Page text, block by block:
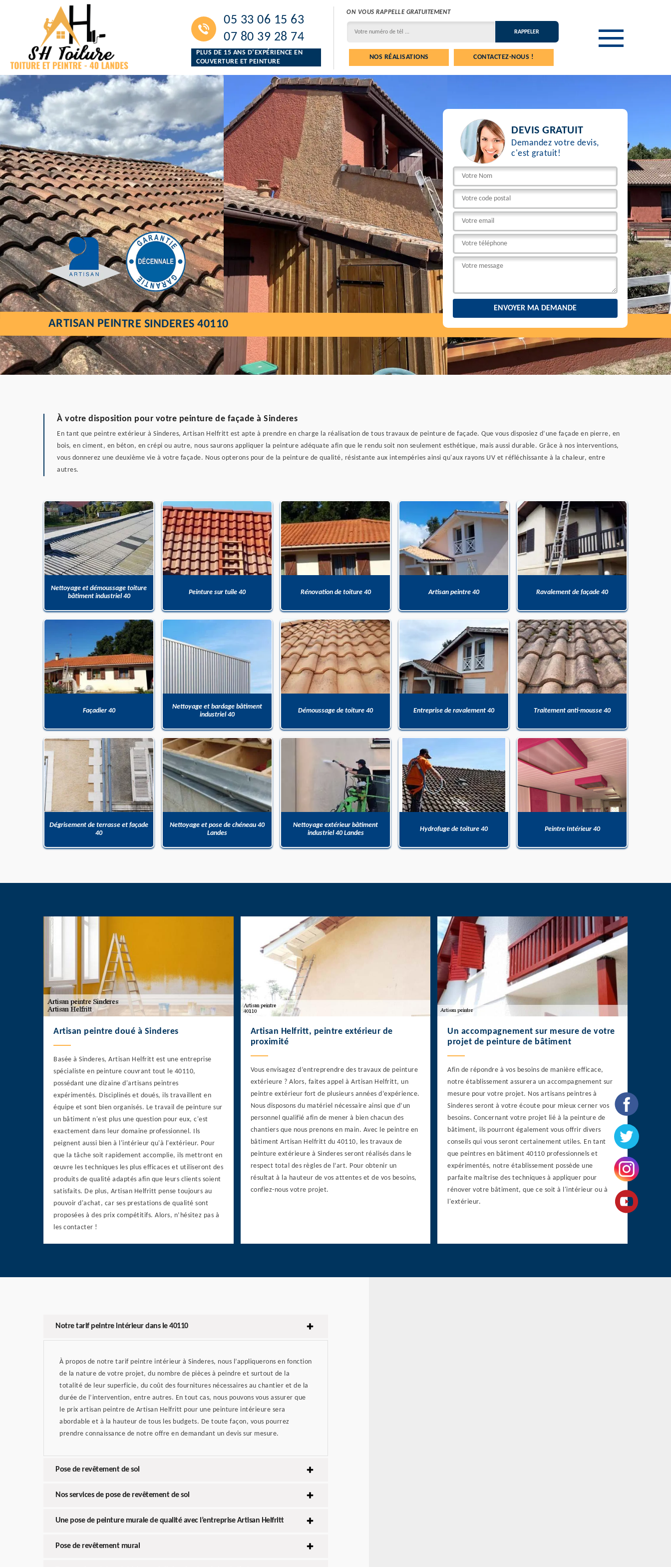
05 33 06 15 63
07 80 39 28 74
PLUS DE 15 ANS D’EXPÉRIENCE EN
COUVERTURE ET PEINTURE
ON VOUS RAPPELLE GRATUITEMENT
NOS RÉALISATIONS CONTACTEZ-NOUS !
DEVIS GRATUIT
Demandez votre devis,
c'est gratuit!
ARTISAN PEINTRE SINDERES 40110
À votre disposition pour votre peinture de façade à Sinderes
En tant que peintre extérieur à Sinderes, Artisan Helfritt est apte à prendre en charge la réalisation de tous travaux de peinture de façade. Que vous disposiez d’une façade en pierre, en
bois, en ciment, en béton, en crépi ou autre, nous saurons appliquer la peinture adéquate afin que le rendu soit non seulement esthétique, mais aussi durable. Grâce à nos interventions,
vous donnerez une deuxième vie à votre façade. Nous opterons pour de la peinture de qualité, résistante aux intempéries ainsi qu'aux rayons UV et réfléchissante à la chaleur, entre
autres.
Nettoyage et démoussage toiture
bâtiment industriel 40
Peinture sur tuile 40 Rénovation de toiture 40 Artisan peintre 40 Ravalement de façade 40
Façadier 40
Nettoyage et bardage bâtiment
industriel 40
Démoussage de toiture 40 Entreprise de ravalement 40 Traitement anti-mousse 40
Dégrisement de terrasse et façade
40
Nettoyage et pose de chéneau 40
Landes
Nettoyage extérieur bâtiment
industriel 40 Landes
Hydrofuge de toiture 40 Peintre Intérieur 40
Artisan peintre doué à Sinderes
Basée à Sinderes, Artisan Helfritt est une entreprise
spécialiste en peinture couvrant tout le 40110,
possédant une dizaine d'artisans peintres
expérimentés. Disciplinés et doués, ils travaillent en
équipe et sont bien organisés. Le travail de peinture sur
un bâtiment n'est plus une question pour eux, c'est
exactement dans leur domaine professionnel. Ils
peignent aussi bien à l'intérieur qu'à l'extérieur. Pour
que la tâche soit rapidement accomplie, ils mettront en
œuvre les techniques les plus efficaces et utiliseront des
produits de qualité adaptés afin que leurs clients soient
satisfaits. De plus, Artisan Helfritt pense toujours au
pouvoir d'achat, car ses prestations de qualité sont
proposées à des prix compétitifs. Alors, n’hésitez pas à
les contacter !
Artisan Helfritt, peintre extérieur de
proximité
Vous envisagez d’entreprendre des travaux de peinture
extérieure ? Alors, faites appel à Artisan Helfritt, un
peintre extérieur fort de plusieurs années d’expérience.
Nous disposons du matériel nécessaire ainsi que d’un
personnel qualifié afin de mener à bien chacun des
chantiers que nous prenons en main. Avec le peintre en
bâtiment Artisan Helfritt du 40110, les travaux de
peinture extérieure à Sinderes seront réalisés dans le
respect total des règles de l’art. Pour obtenir un
résultat à la hauteur de vos attentes et de vos besoins,
confiez-nous votre projet.
Un accompagnement sur mesure de votre
projet de peinture de bâtiment
Afin de répondre à vos besoins de manière efficace,
notre établissement assurera un accompagnement sur
mesure pour votre projet. Nos artisans peintres à
Sinderes seront à votre écoute pour mieux cerner vos
besoins. Concernant votre projet lié à la peinture de
bâtiment, ils pourront également vous offrir divers
conseils qui vous seront certainement utiles. En tant
que peintres en bâtiment 40110 professionnels et
expérimentés, notre établissement possède une
parfaite maîtrise des techniques à appliquer pour
rénover votre bâtiment, que ce soit à l'intérieur ou à
l'extérieur.
Notre tarif peintre intérieur dans le 40110
À propos de notre tarif peintre intérieur à Sinderes, nous l’appliquerons en fonction
de la nature de votre projet, du nombre de pièces à peindre et surtout de la
totalité de leur superficie, du coût des fournitures nécessaires au chantier et de la
durée de l’intervention, entre autres. En tout cas, nous pouvons vous assurer que
le prix artisan peintre de Artisan Helfritt pour une peinture intérieure sera
abordable et à la hauteur de tous les budgets. De toute façon, vous pourrez
prendre connaissance de notre offre en demandant un devis sur mesure.
Pose de revêtement de sol
Nos services de pose de revêtement de sol
Une pose de peinture murale de qualité avec l’entreprise Artisan Helfritt
Pose de revêtement mural